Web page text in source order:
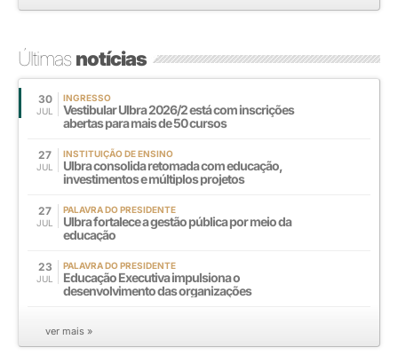
Últimasnotícias
30
JUL
INGRESSO
Vestibular Ulbra 2026/2 está com inscrições
abertas para mais de 50 cursos
27
JUL
INSTITUIÇÃO DE ENSINO
Ulbra consolida retomada com educação,
investimentos e múltiplos projetos
27
JUL
PALAVRA DO PRESIDENTE
Ulbra fortalece a gestão pública por meio da
educação
23
JUL
PALAVRA DO PRESIDENTE
Educação Executiva impulsiona o
desenvolvimento das organizações
ver mais »